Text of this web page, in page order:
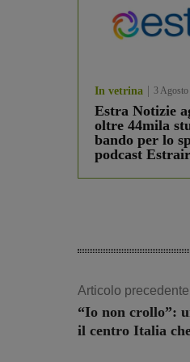
In vetrina 3
Estra Notizie
oltre 44mila
bando per lo
podcast Estrair
Articolo precedente
“Io non crollo”:
il centro Italia